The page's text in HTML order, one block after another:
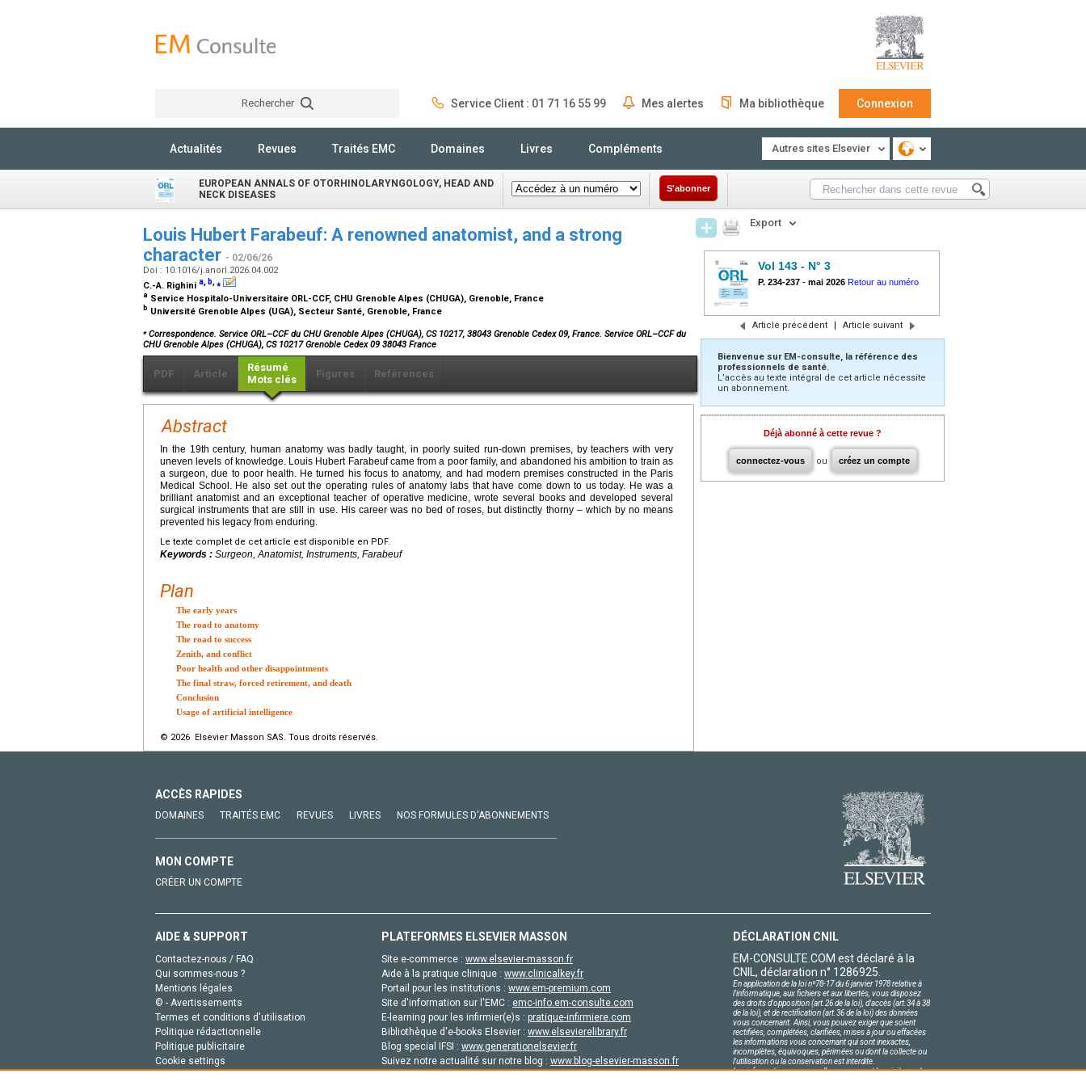
Rechercher Service Client : 01 71 16 55 99 Mes alertes Ma bibliothèque Connexion
Actualités Revues Traités EMC Domaines Livres Compléments Autres sites Elsevier
EUROPEAN ANNALS OF OTORHINOLARYNGOLOGY, HEAD AND
NECK DISEASES
S'abonner
Louis Hubert Farabeuf: A renowned anatomist, and a strong
character - 02/06/26
Doi : 10.1016/j.anorl.2026.04.002
C.-A. Righini a, b,⁎
a Service Hospitalo-Universitaire ORL-CCF, CHU Grenoble Alpes (CHUGA), Grenoble, France
b Université Grenoble Alpes (UGA), Secteur Santé, Grenoble, France
⁎Correspondence. Service ORL–CCF du CHU Grenoble Alpes (CHUGA), CS 10217, 38043 Grenoble Cedex 09, France. Service ORL–CCF du
CHU Grenoble Alpes (CHUGA), CS 10217 Grenoble Cedex 09 38043 France
PDF Article
Résumé
Mots clés
Figures Références
Abstract
In the 19th century, human anatomy was badly taught, in poorly suited run-down premises, by teachers with very
uneven levels of knowledge. Louis Hubert Farabeuf came from a poor family, and abandoned his ambition to train as
a surgeon, due to poor health. He turned his focus to anatomy, and had modern premises constructed in the Paris
Medical School. He also set out the operating rules of anatomy labs that have come down to us today. He was a
brilliant anatomist and an exceptional teacher of operative medicine, wrote several books and developed several
surgical instruments that are still in use. His career was no bed of roses, but distinctly thorny – which by no means
prevented his legacy from enduring.
Le texte complet de cet article est disponible en PDF.
Keywords : Surgeon, Anatomist, Instruments, Farabeuf
Plan
The early years
The road to anatomy
The road to success
Zenith, and conflict
Poor health and other disappointments
The final straw, forced retirement, and death
Conclusion
Usage of artificial intelligence
© 2026 Elsevier Masson SAS. Tous droits réservés.
Export
Vol 143 - N° 3
P. 234-237 - mai 2026 Retour au numéro
Article précédent | Article suivant
Bienvenue sur EM-consulte, la référence des
professionnels de santé.
L’accès au texte intégral de cet article nécessite
un abonnement.
Déjà abonné à cette revue ?
connectez-vous ou créez un compte
ACCÈS RAPIDES
DOMAINES TRAITÉS EMC REVUES LIVRES NOS FORMULES D'ABONNEMENTS
MON COMPTE
CRÉER UN COMPTE
AIDE & SUPPORT
Contactez-nous / FAQ
Qui sommes-nous ?
Mentions légales
© - Avertissements
Termes et conditions d'utilisation
Politique rédactionnelle
Politique publicitaire
Cookie settings
PLATEFORMES ELSEVIER MASSON
Site e-commerce : www.elsevier-masson.fr
Aide à la pratique clinique : www.clinicalkey.fr
Portail pour les institutions : www.em-premium.com
Site d'information sur l'EMC : emc-info.em-consulte.com
E-learning pour les infirmier(e)s : pratique-infirmiere.com
Bibliothèque d'e-books Elsevier : www.elsevierelibrary.fr
Blog special IFSI : www.generationelsevier.fr
Suivez notre actualité sur notre blog : www.blog-elsevier-masson.fr
DÉCLARATION CNIL
EM-CONSULTE.COM est déclaré à la
CNIL, déclaration n° 1286925.
En application de la loi nº78-17 du 6 janvier 1978 relative à
l'informatique, aux fichiers et aux libertés, vous disposez
des droits d'opposition (art.26 de la loi), d'accès (art.34 à 38
de la loi), et de rectification (art.36 de la loi) des données
vous concernant. Ainsi, vous pouvez exiger que soient
rectifiées, complétées, clarifiées, mises à jour ou effacées
les informations vous concernant qui sont inexactes,
incomplètes, équivoques, périmées ou dont la collecte ou
l'utilisation ou la conservation est interdite.
Les informations personnelles concernant les visiteurs de